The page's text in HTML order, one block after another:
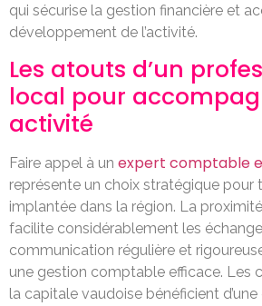
qui sécurise la gestion financière et
développement de l’activité.
Les atouts d’un
local pour
activité
Faire appel à un expert comptable
représente un choix stratégique pour
implantée dans la région. La
facilite considérablement les
communication régulière et
une gestion comptable efficace. Les
la capitale vaudoise bénéficient